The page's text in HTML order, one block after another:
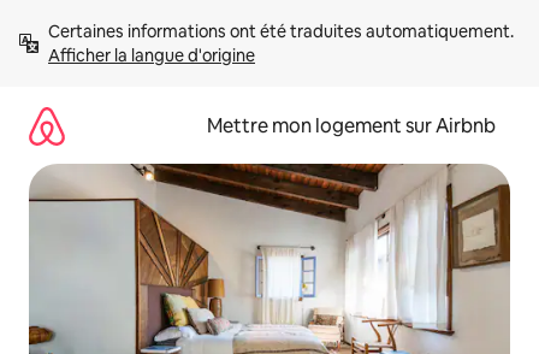
directement
Afficher la langue d'origine
Mettre mon logement sur Airbnb